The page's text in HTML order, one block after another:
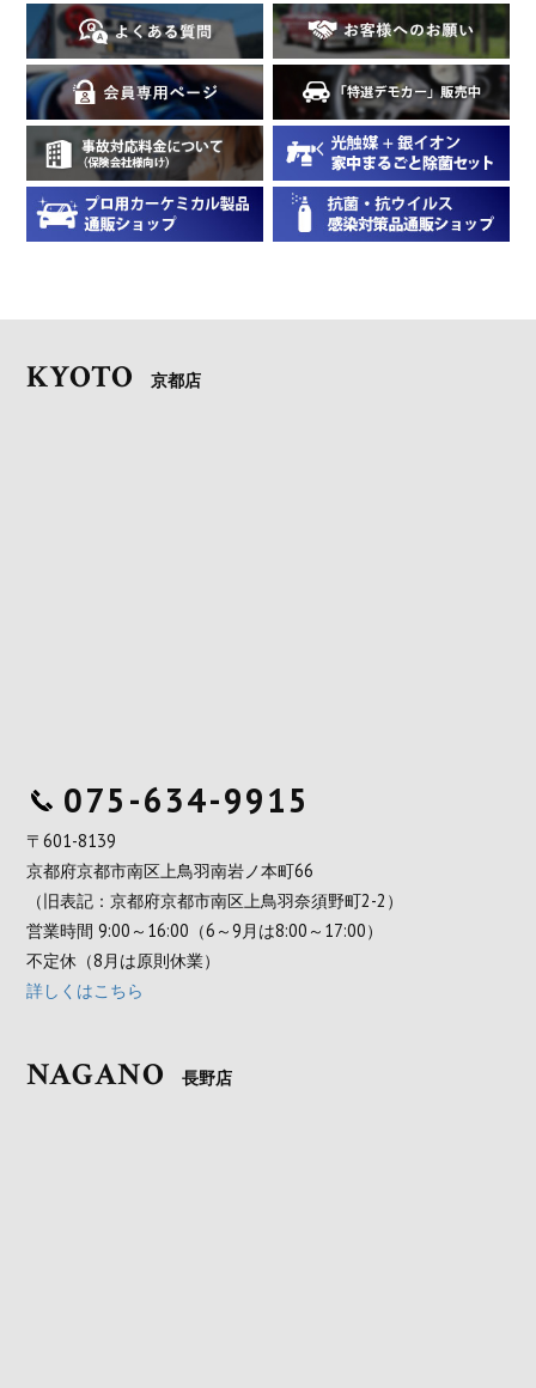
KYOTO 京都店
075-634-9915
〒601-8139
京都府京都市南区上鳥羽南岩ノ本町66
（旧表記：京都府京都市南区上鳥羽奈須野町2-2）
営業時間 9:00～16:00（6～9月は8:00～17:00）
不定休（8月は原則休業）
詳しくはこちら
NAGANO 長野店